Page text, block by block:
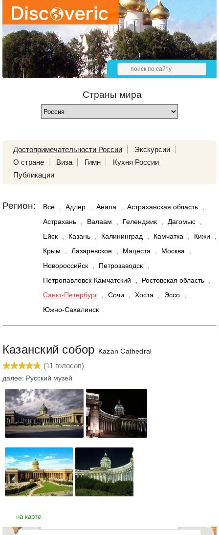
Страны мира
Достопримечательности России
Экскурсии
О стране
Виза Гимн
Кухня России
Публикации
Регион: Все Адлер Анапа Астраханская область
Астрахань
Валаам Геленджик Дагомыс
Ейск
Казань Калининград Камчатка Кижи
Крым
Лазаревское Мацеста Москва
Новороссийск
Петрозаводск
Петропавловск-Камчатский
Ростовская область
Санкт-Петербург
Сочи Хоста Эссо
Южно-Сахалинск
Казанский собор Kazan Cathedral
(11 голосов)
далее: Русский музей
на карте